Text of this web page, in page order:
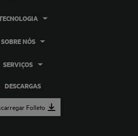
DESCARGAS
Folleto
SOBRE NÓS
SERVIÇOS